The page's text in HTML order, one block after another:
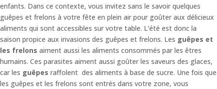
enfants. Dans ce contexte, vous invitez sans le savoir quelques
guêpes et frelons à votre fête en plein air pour goûter aux délicieux
aliments qui sont accessibles sur votre table. L’été est donc la
saison propice aux invasions des guêpes et frelons. Les guêpes et
les frelons aiment aussi les aliments consommés par les êtres
humains. Ces parasites aiment aussi goûter les saveurs des glaces,
car les guêpes raffolent des aliments à base de sucre. Une fois que
les guêpes et les frelons sont entrés dans votre zone, vous